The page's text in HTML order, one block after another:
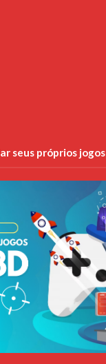
seus próprios jogos